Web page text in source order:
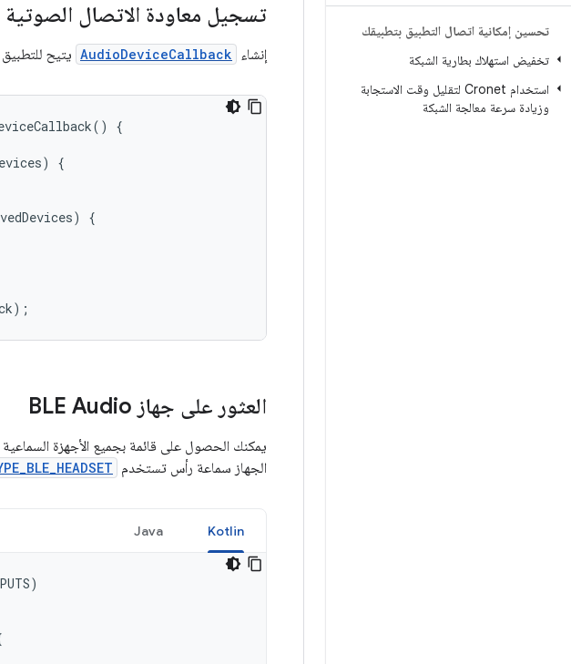
تحسين إمكانية اتصال التطبيق بتطبيقك
تخفيض استهلاك بطارية الشبكة
استخدام Cronet لتقليل وقت الاستجابة
وزيادة سرعة معالجة الشبكة
تسجيل معاودة الاتصال الصوتية
إنشاء AudioDeviceCallback يتيح
()
{
)
{
)
{
);
العثور على جهاز BLE Audio
يمكنك الحصول على قائمة بجميع الأجهزة
الجهاز سماعة رأس تستخدم
Kotlin
Java
)